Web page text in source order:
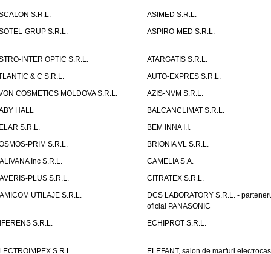
S.R.L.
ASIMED S.R.L.
GRUP S.R.L.
ASPIRO-MED S.R.L.
INTER OPTIC S.R.L.
ATARGATIS S.R.L.
& C S.R.L.
AUTO-EXPRES S.R.L.
COSMETICS MOLDOVA S.R.L.
AZIS-NVM S.R.L.
HALL
BALCANCLIMAT S.R.L.
S.R.L.
BEM INNA I.I.
PRIM S.R.L.
BRIONIA VL S.R.L.
Inc S.R.L.
CAMELIA S.A.
PLUS S.R.L.
CITRATEX S.R.L.
UTILAJE S.R.L.
DCS LABORATORY S.R.L. -
oficial PANASONIC
S.R.L.
ECHIPROT S.R.L.
S.R.L.
ELEFANT, salon de marfuri